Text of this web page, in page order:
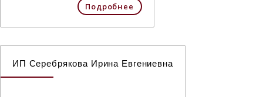
Подробнее
ИП Серебрякова Ирина Евгениевна